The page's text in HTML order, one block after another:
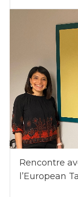
Rencontre
l’European